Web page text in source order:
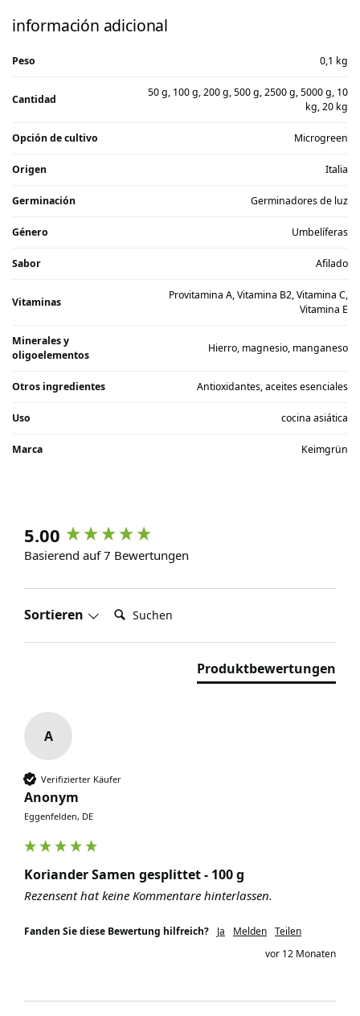
información adicional
Peso 0,1 kg
Cantidad
50 g, 100 g, 200 g, 500 g, 2500 g, 5000 g, 10
kg, 20 kg
Opción de cultivo Microgreen
Origen Italia
Germinación Germinadores de luz
Género Umbelíferas
Sabor Afilado
Vitaminas
Provitamina A, Vitamina B2, Vitamina C,
Vitamina E
Minerales y
oligoelementos
Hierro, magnesio, manganeso
Otros ingredientes Antioxidantes, aceites esenciales
Uso cocina asiática
Marca Keimgrün
5.00
Basierend auf 7 Bewertungen
Sortieren Suchen:
Produktbewertungen
A
Verifizierter Käufer
Anonym
Eggenfelden, DE
Koriander Samen gesplittet - 100 g
Rezensent hat keine Kommentare hinterlassen.
Fanden Sie diese Bewertung hilfreich? Ja Melden Teilen
vor 12 Monaten